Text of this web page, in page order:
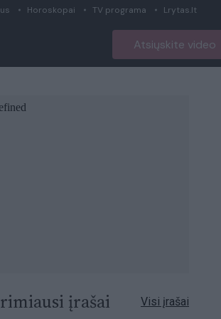
Horoskopai TV programa Lrytas.lt
Atsiųskite video
įrašai Visi įrašai